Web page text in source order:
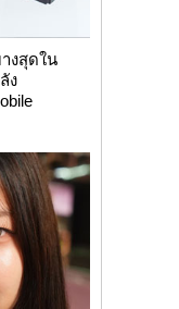
งสุดใน
ง